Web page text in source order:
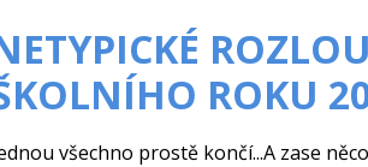
ROKU
všechno prostě končí...A zase